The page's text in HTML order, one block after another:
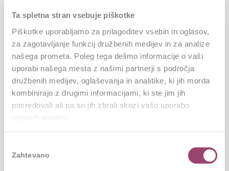
Ta spletna stran vsebuje piškotke
Piškotke uporabljamo za prilagoditev vsebin in oglasov,
za zagotavljanje funkcij družbenih medijev in za analize
našega prometa. Poleg tega delimo informacije o vaši
uporabi našega mesta z našimi partnerji s področja
družbenih medijev, oglaševanja in analitike, ki jih morda
kombinirajo z drugimi informacijami, ki ste jim jih
posredovali ali pa so jih zbrali skozi vašo uporabo
soglasja
Zahtevano
Pomanjkanje vodij ali problem
ujemanja? Kaj nam položaj nekdanjih
CEO-jev pove o slovenskem trgu dela?
19.06.2026
Slovenija se sooča s pomanjkanjem izkušenih
vodij, hkrati pa nekdanji predsedniki uprav in
poslovno...